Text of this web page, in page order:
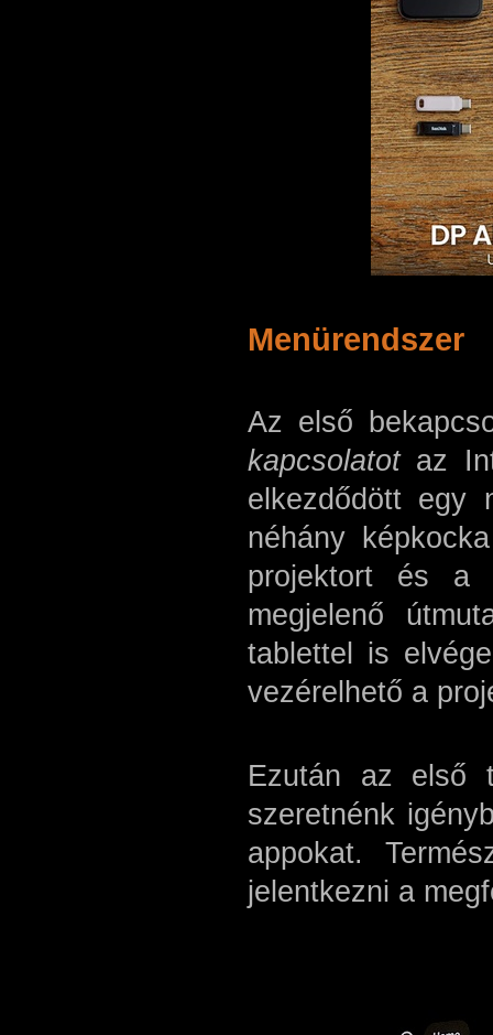
Menürendszer
Az első
kapcsolatotaz
elkezdődött
néhány
projektort és a
megjelenő
tablettel is
vezérelhető a
Ezután az első
szeretnénk
appokat.
jelentkezni a